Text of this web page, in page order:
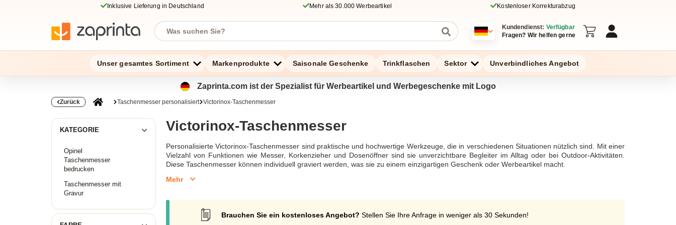
Inklusive Lieferung in Deutschland Mehr als 30.000 Werbeartikel Kostenloser Korrekturabzug
Kundendienst: Verfügbar
Fragen? Wir helfen gerne
Unser gesamtes Sortiment Markenprodukte Saisonale Geschenke Trinkflaschen Sektor Unverbindliches Angebot
Zaprinta.com ist der Spezialist für Werbeartikel und Werbegeschenke mit Logo
Zurück Taschenmesser personalisiert Victorinox-Taschenmesser
KATEGORIE
Opinel
Taschenmesser
bedrucken
Taschenmesser mit
Gravur
Victorinox-Taschenmesser
Personalisierte Victorinox-Taschenmesser sind praktische und hochwertige Werkzeuge, die in verschiedenen Situationen nützlich sind. Mit einer
Vielzahl von Funktionen wie Messer, Korkenzieher und Dosenöffner sind sie unverzichtbare Begleiter im Alltag oder bei Outdoor-Aktivitäten.
Diese Taschenmesser können individuell graviert werden, was sie zu einem einzigartigen Geschenk oder Werbeartikel macht.
Mehr
Brauchen Sie ein kostenloses Angebot? Stellen Sie Ihre Anfrage in weniger als 30 Sekunden!